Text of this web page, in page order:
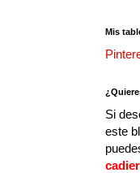
Mis
Si
este